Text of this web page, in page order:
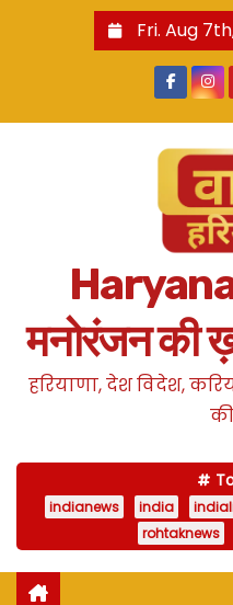
Fri. Aug
मनोरंजन की
हरियाणा, देश विदेश,
indianews india
rohtaknews